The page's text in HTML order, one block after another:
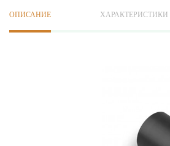
ОПИСАНИЕ ХАРАКТЕРИСТИКИ